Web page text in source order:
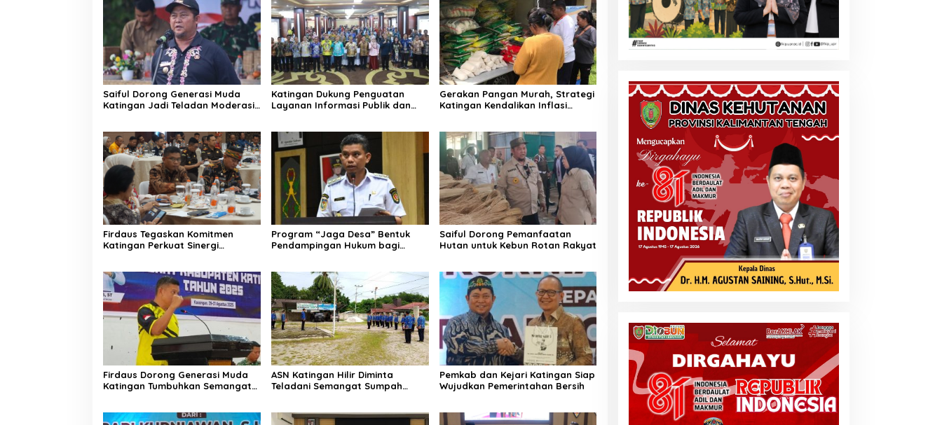
Saiful Dorong Generasi Muda
Katingan Jadi Teladan Moderasi
Katingan Dukung Penguatan
Layanan Informasi Publik dan
Gerakan Pangan Murah, Strategi
Katingan Kendalikan Inflasi
Firdaus Tegaskan Komitmen
Katingan Perkuat Sinergi
Program “Jaga Desa” Bentuk
Pendampingan Hukum bagi
Saiful Dorong Pemanfaatan
Hutan untuk Kebun Rotan Rakyat
Firdaus Dorong Generasi Muda
Katingan Tumbuhkan Semangat
ASN Katingan Hilir Diminta
Teladani Semangat Sumpah
Pemkab dan Kejari Katingan Siap
Wujudkan Pemerintahan Bersih